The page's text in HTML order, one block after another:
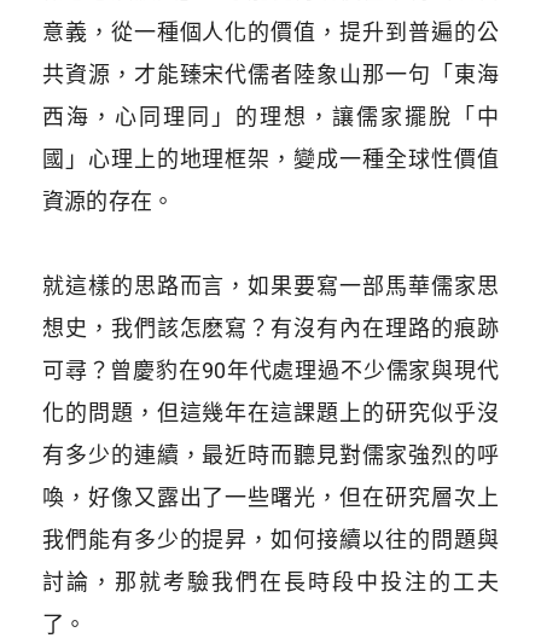
意義，從一種個人化的價值，提升到普遍的公
共資源，才能臻宋代儒者陸象山那一句「東海
西海，心同理同」的理想，讓儒家擺脫「中
國」心理上的地理框架，變成一種全球性價值
資源的存在。
就這樣的思路而言，如果要寫一部馬華儒家思
想史，我們該怎麽寫？有沒有內在理路的痕跡
可尋？曾慶豹在90年代處理過不少儒家與現代
化的問題，但這幾年在這課題上的研究似乎沒
有多少的連續，最近時而聽見對儒家強烈的呼
喚，好像又露出了一些曙光，但在研究層次上
我們能有多少的提昇，如何接續以往的問題與
討論，那就考驗我們在長時段中投注的工夫
了。